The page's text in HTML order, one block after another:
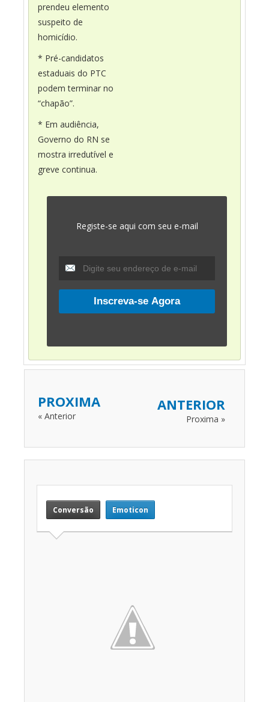
prendeu elemento
suspeito de
homicídio.
* Pré-candidatos
estaduais do PTC
podem terminar no
“chapão”.
* Em audiência,
Governo do RN se
mostra irredutível e
greve continua.
Registe-se aqui com seu e-mail
PROXIMA
« Anterior
ANTERIOR
Proxima »
Conversão Emoticon